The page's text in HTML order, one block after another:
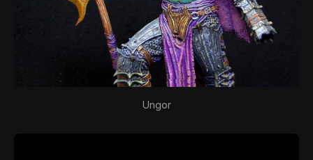
Ungor